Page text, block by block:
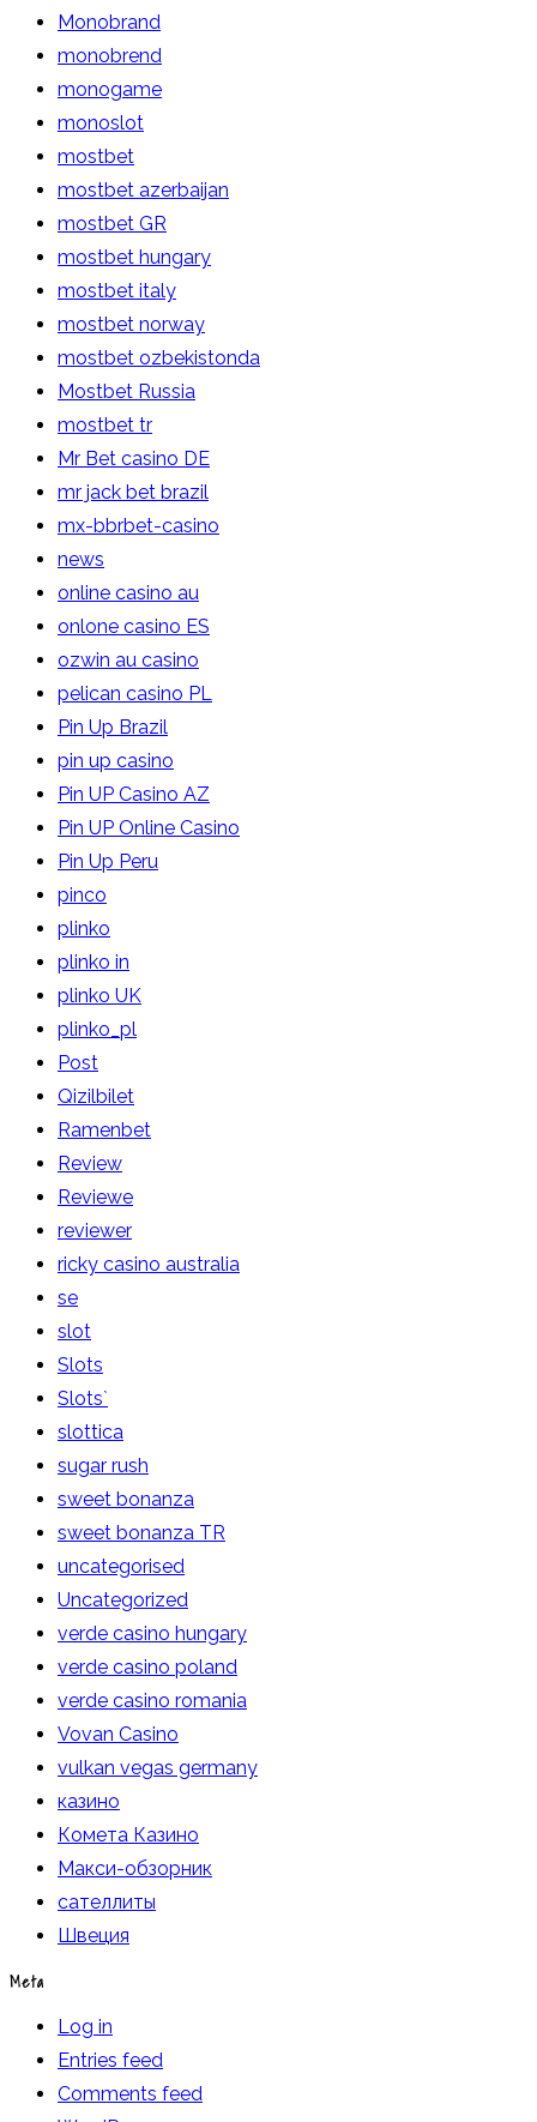
Monobrand
monobrend
monogame
monoslot
mostbet
mostbet azerbaijan
mostbet GR
mostbet hungary
mostbet italy
mostbet norway
mostbet ozbekistonda
Mostbet Russia
mostbet tr
Mr Bet casino DE
mr jack bet brazil
mx-bbrbet-casino
news
online casino au
onlone casino ES
ozwin au casino
pelican casino PL
Pin Up Brazil
pin up casino
Pin UP Casino AZ
Pin UP Online Casino
Pin Up Peru
pinco
plinko
plinko in
plinko UK
plinko_pl
Post
Qizilbilet
Ramenbet
Review
Reviewe
reviewer
ricky casino australia
se
slot
Slots
Slots`
slottica
sugar rush
sweet bonanza
sweet bonanza TR
uncategorised
Uncategorized
verde casino hungary
verde casino poland
verde casino romania
Vovan Casino
vulkan vegas germany
казино
Комета Казино
Макси-обзорник
сателлиты
Швеция
Meta
Log in
Entries feed
Comments feed